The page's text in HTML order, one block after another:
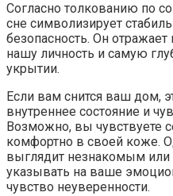
Согласно толкованию по
сне символизирует
безопасность. Он
нашу личность и самую
укрытии.
Если вам снится ваш дом,
внутреннее состояние и
Возможно, вы чувствуете
комфортно в своей коже.
выглядит незнакомым
указывать на ваше
чувство неуверенности.